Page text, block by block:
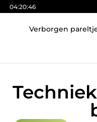
04:20:48
Verborgen